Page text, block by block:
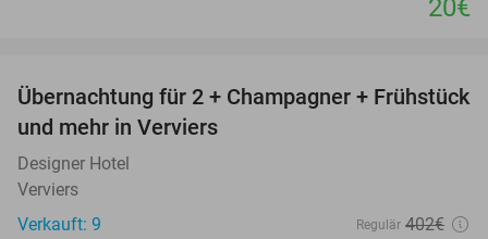
20€
43%
Übernachtung für 2 + Champagner + Frühstück
und mehr in Verviers
Designer Hotel
Verviers
Verkauft: 9
Regulär 402€